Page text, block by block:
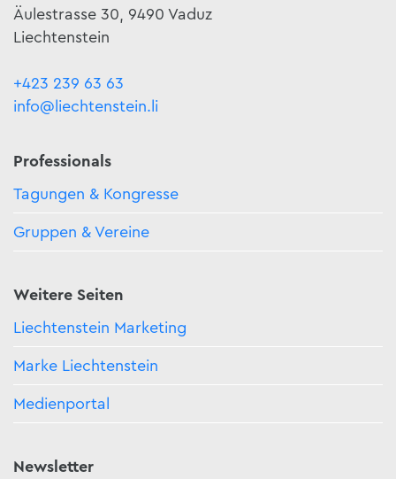
Äulestrasse 30, 9490 Vaduz
Liechtenstein
+423 239 63 63
info@liechtenstein.li
Professionals
Tagungen & Kongresse
Gruppen & Vereine
Weitere Seiten
Liechtenstein Marketing
Marke Liechtenstein
Medienportal
Newsletter